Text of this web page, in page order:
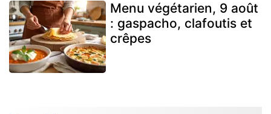
Menu végétarien, 9 août
: gaspacho, clafoutis et
crêpes